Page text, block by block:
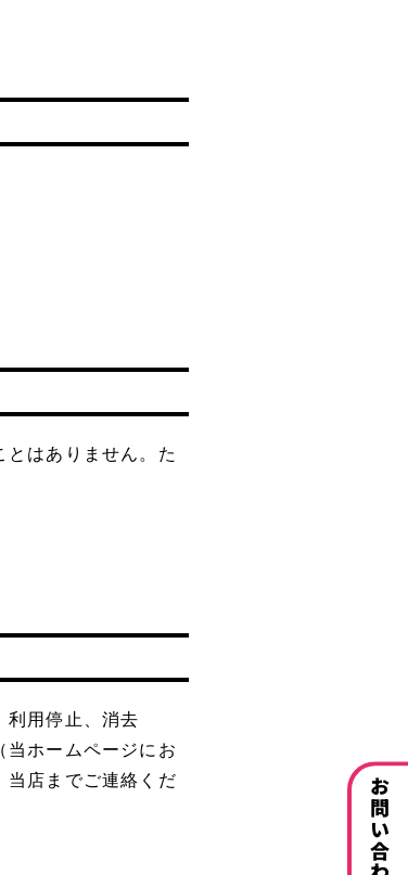
お問い合わせ
はありません。た
利用停止、消去
当ホームページにお
当店までご連絡くだ